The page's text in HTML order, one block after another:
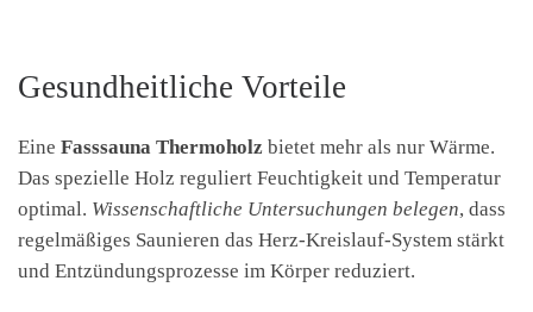
Gesundheitliche Vorteile
Eine Fasssauna Thermoholz bietet mehr als nur Wärme.
Das spezielle Holz reguliert Feuchtigkeit und Temperatur
optimal. Wissenschaftliche Untersuchungen belegen, dass
regelmäßiges Saunieren das Herz-Kreislauf-System stärkt
und Entzündungsprozesse im Körper reduziert.